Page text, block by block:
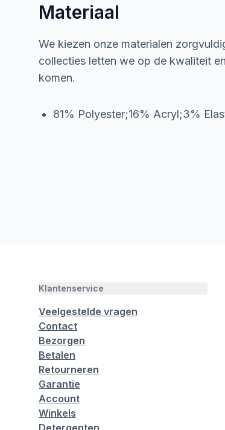
Materiaal
We kiezen onze materialen
collecties letten we op de kwaliteit
komen.
81% Polyester;16% Acryl;3%
Klantenservice
Veelgestelde vragen
Contact
Bezorgen
Betalen
Retourneren
Garantie
Account
Winkels
Detergenten